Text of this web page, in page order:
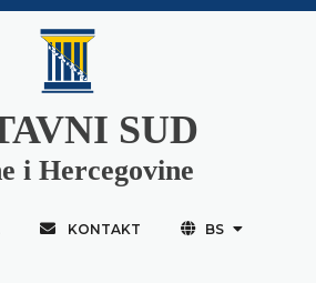
SUD
i Hercegovine
KONTAKT BS